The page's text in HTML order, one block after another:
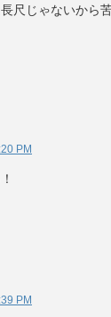
尺じゃないから
PM
PM